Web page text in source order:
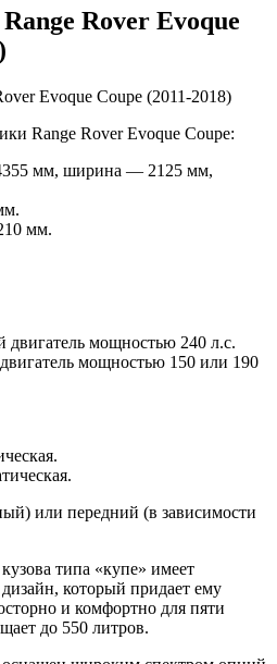
Rover Evoque
Range Rover Evoque Coupe:
мм, ширина — 2125 мм,
мм.
двигатель мощностью 240 л.с.
мощностью 150 или 190
или передний (в зависимости
типа «купе» имеет
который придает ему
и комфортно для пяти
до 550 литров.